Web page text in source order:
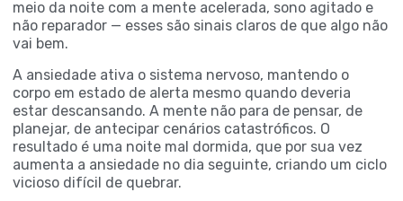
meio da noite com a mente acelerada, sono agitado e
não reparador — esses são sinais claros de que algo não
vai bem.
A ansiedade ativa o sistema nervoso, mantendo o
corpo em estado de alerta mesmo quando deveria
estar descansando. A mente não para de pensar, de
planejar, de antecipar cenários catastróficos. O
resultado é uma noite mal dormida, que por sua vez
aumenta a ansiedade no dia seguinte, criando um ciclo
vicioso difícil de quebrar.